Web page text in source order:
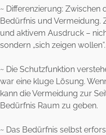
~ Differenzierung:
Bedürfnis und Vermeidung.
und aktivem Ausdruck –
sondern „sich zeigen wollen”.
~ Die Schutzfunktion
war eine kluge Lösung.
kann die Vermeidung zur
Bedürfnis Raum zu geben.
~ Das Bedürfnis selbst